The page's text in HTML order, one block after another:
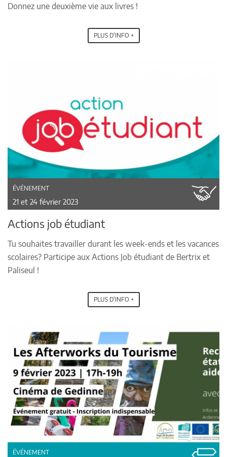
Donnez une deuxième vie aux livres !
PLUS D'INFO +
ÉVÉNEMENT
21 et 24 février 2023
Actions job étudiant
Tu souhaites travailler durant les week-ends et les vacances
scolaires? Participe aux Actions Job étudiant de Bertrix et
Paliseul !
PLUS D'INFO +
ÉVÉNEMENT